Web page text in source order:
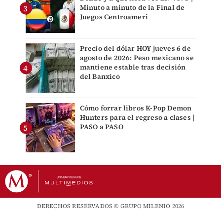
Minuto a minuto de la Final de
Juegos Centroameri
Precio del dólar HOY jueves 6 de
agosto de 2026: Peso mexicano se
mantiene estable tras decisión
del Banxico
Cómo forrar libros K-Pop Demon
Hunters para el regreso a clases |
PASO a PASO
DERECHOS RESERVADOS © GRUPO MILENIO 2026